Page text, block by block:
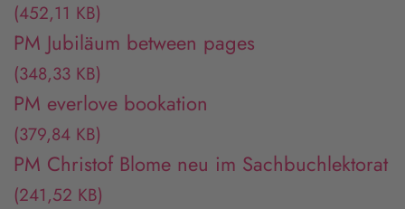
(452,11 KB)
PM Jubiläum between pages
(348,33 KB)
PM everlove bookation
(379,84 KB)
PM Christof Blome neu im Sachbuchlektorat
(241,52 KB)